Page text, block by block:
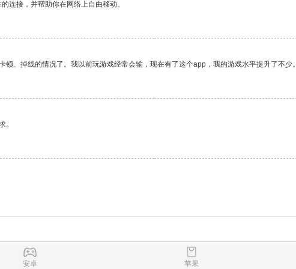
连接，并帮助你在网络上自由移动。
、掉线的情况了。我以前玩游戏经常会输，现在有了这个app，我的游戏水平提升了不少。
。
安卓 苹果